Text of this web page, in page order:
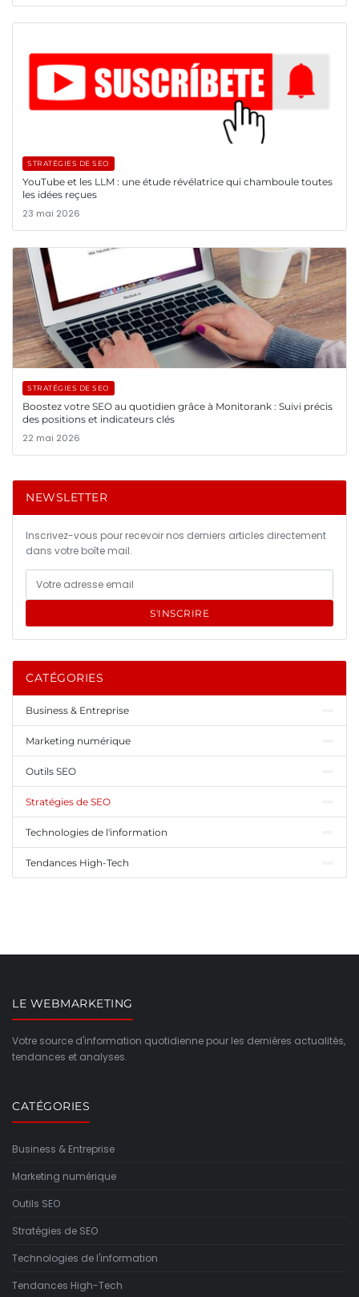
STRATÉGIES DE SEO
YouTube et les LLM : une étude révélatrice qui chamboule toutes
les idées reçues
23 mai 2026
STRATÉGIES DE SEO
Boostez votre SEO au quotidien grâce à Monitorank : Suivi précis
des positions et indicateurs clés
22 mai 2026
NEWSLETTER
Inscrivez-vous pour recevoir nos derniers articles directement
dans votre boîte mail.
S'INSCRIRE
CATÉGORIES
Business & Entreprise
Marketing numérique
Outils SEO
Stratégies de SEO
Technologies de l'information
Tendances High-Tech
LE WEBMARKETING
Votre source d'information quotidienne pour les dernières actualités,
tendances et analyses.
CATÉGORIES
Business & Entreprise
Marketing numérique
Outils SEO
Stratégies de SEO
Technologies de l'information
Tendances High-Tech